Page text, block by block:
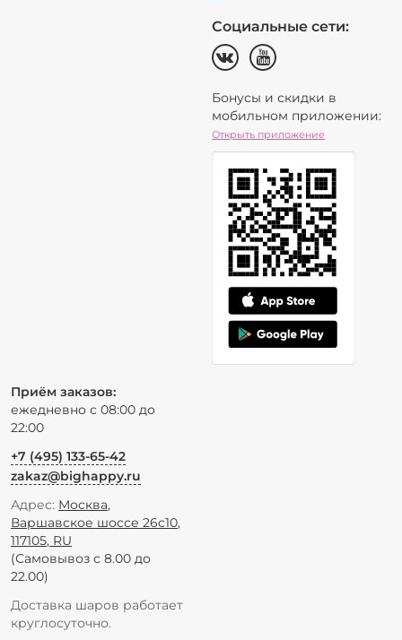
Социальные сети:
Бонусы и скидки в
мобильном приложении:
Открыть приложение
Приём заказов:
ежедневно с 08:00 до
22:00
+7 (495) 133-65-42
zakaz@bighappy.ru
Адрес: Москва,
Варшавское шоссе 26с10,
117105, RU
(Самовывоз с 8.00 до
22.00)
Доставка шаров работает
круглосуточно.